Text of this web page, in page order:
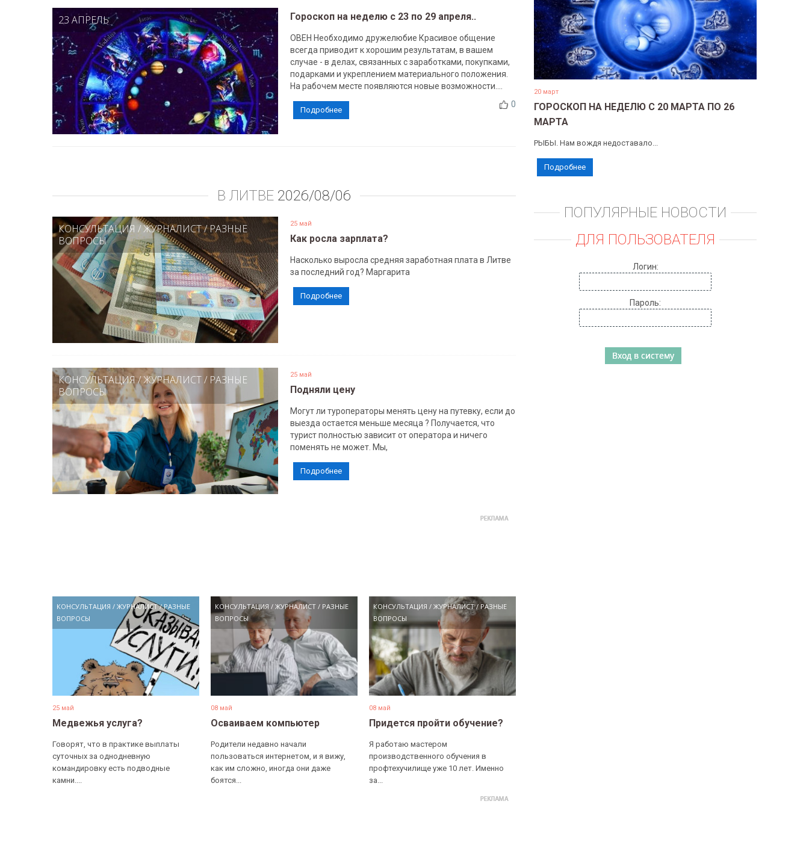
23 АПРЕЛЬ Гороскоп на неделю с 23 по 29 апреля..
ОВЕН Необходимо дружелюбие Красивое общение
всегда приводит к хорошим результатам, в вашем
случае - в делах, связанных с заработками, покупками,
подарками и укреплением материального положения.
На рабочем месте появляются новые возможности....
0
Подробнее
В ЛИТВЕ 2026/08/06
КОНСУЛЬТАЦИЯ /ЖУРНАЛИСТ/РАЗНЫЕ
ВОПРОСЫ
25 май
Как росла зарплата?
Насколько выросла средняя заработная плата в Литве
за последний год? Маргарита
Подробнее
КОНСУЛЬТАЦИЯ/ЖУРНАЛИСТ/ РАЗНЫЕ
ВОПРОСЫ
25 май
Подняли цену
Могут ли туроператоры менять цену на путевку, если до
выезда остается меньше месяца ? Получается, что
турист полностью зависит от оператора и ничего
поменять не может. Мы,
Подробнее
КОНСУЛЬТАЦИЯ / ЖУРНАЛИСТ/РАЗНЫЕ
ВОПРОСЫ
25 май
Медвежья услуга?
Говорят, что в практике выплаты
суточных за однодневную
командировку есть подводные
камни....
КОНСУЛЬТАЦИЯ /ЖУРНАЛИСТ / РАЗНЫЕ
ВОПРОСЫ
08 май
Осваиваем компьютер
Родители недавно начали
пользоваться интернетом, и я вижу,
как им сложно, иногда они даже
боятся...
КОНСУЛЬТАЦИЯ /ЖУРНАЛИСТ/ РАЗНЫЕ
ВОПРОСЫ
08 май
Придется пройти обучение?
Я работаю мастером
производственного обучения в
профтехучилище уже 10 лет. Именно
за...
20 март
ГОРОСКОП НА НЕДЕЛЮ С 20 МАРТА ПО 26
МАРТА
РЫБЫ. Нам вождя недоставало...
Подробнее
ПОПУЛЯРНЫЕ НОВОСТИ
ДЛЯ ПОЛЬЗОВАТЕЛЯ
Логин:
Пароль: